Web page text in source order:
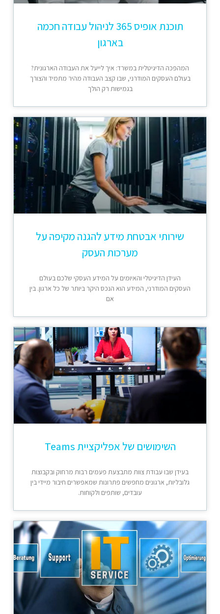
תוכנת אופיס 365 לניהול עבודה חכמה
בארגון
המהפכה הדיגיטלית במשרד: איך לייעל את העבודה הארגונית?
בעולם העסקים המודרני, שבו קצב העבודה מהיר מתמיד והצורך
בגמישות רק הולך
שירותי אבטחת מידע להגנה מקיפה על
מערכות העסק
העידן הדיגיטלי והאיומים על המידע העסקי שלכם בעולם
העסקים המודרני, המידע הוא הנכס היקר ביותר של כל ארגון. בין
אם
השימושים של אפליקציית Teams
בעידן שבו עבודת צוות מתבצעת פעמים רבות מרחוק ובקבוצות
גלובליות, ארגונים מחפשים פתרונות שמאפשרים חיבור מיידי בין
עובדים, שותפים ולקוחות.